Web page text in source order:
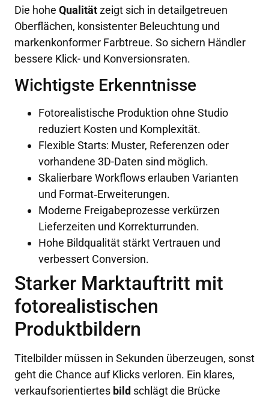
Die hohe Qualitätzeigt sich in detailgetreuen
Oberflächen, konsistenter Beleuchtung und
markenkonformer Farbtreue. So sichern Händler
bessere Klick- und Konversionsraten.
Wichtigste Erkenntnisse
Fotorealistische Produktion ohne Studio
reduziert Kosten und Komplexität.
Flexible Starts: Muster, Referenzen oder
vorhandene 3D-Daten sind möglich.
Skalierbare Workflows erlauben Varianten
und Format‑Erweiterungen.
Moderne Freigabeprozesse verkürzen
Lieferzeiten und Korrekturrunden.
Hohe Bildqualität stärkt Vertrauen und
verbessert Conversion.
Starker Marktauftritt mit
fotorealistischen
Produktbildern
Titelbilder müssen in Sekunden überzeugen, sonst
geht die Chance auf Klicks verloren. Ein klares,
verkaufsorientiertes bild schlägt die Brücke